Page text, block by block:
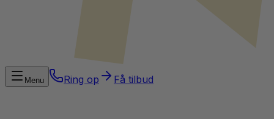
Menu Ring op Få tilbud